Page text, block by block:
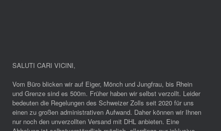
SALUTI CARI VICINI,
Vom Büro blicken wir auf Eiger, Mönch und Jungfrau, bis Rhein
und Grenze sind es 500m. Früher haben wir selbst verzollt. Leider
bedeuten die Regelungen des Schweizer Zolls seit 2020 für uns
einen zu großen administrativen Aufwand. Daher können wir Ihnen
nur noch den unverzollten Versand mit DHL anbieten. Eine